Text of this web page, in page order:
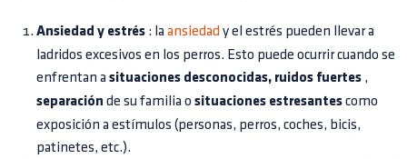
Ansiedad y estrés : la ansiedad y el estrés pueden llevar a
ladridos excesivos en los perros. Esto puede ocurrir cuando se
enfrentan a situaciones desconocidas, ruidos fuertes ,
separación de su familia o situaciones estresantes como
exposición a estímulos (personas, perros, coches, bicis,
patinetes, etc.).